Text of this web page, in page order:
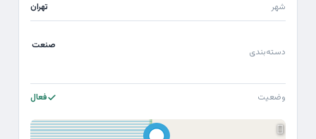
شهر تهران
دسته‌بندی
صنعت
وضعیت فعال